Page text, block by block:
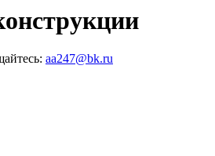
aa247@bk.ru